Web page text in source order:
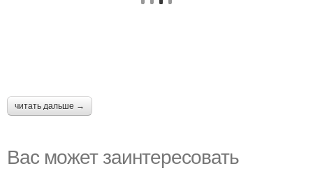
читать дальше →
Вас может заинтересовать